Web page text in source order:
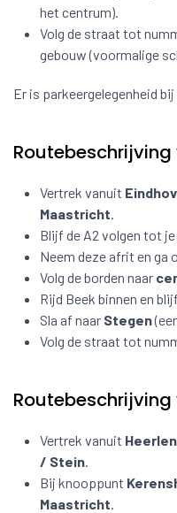
het centrum).
Volg de straat tot
gebouw (voormalige
Er is parkeergelegenheid
Vertrek vanuit
Maastricht.
Blijf de A2 volgen tot
Neem deze afrit en ga
Volg de borden naar
Rijd Beek binnen en
Sla af naar Stegen
Volg de straat tot
Vertrek vanuit Heerlen
/ Stein.
Bij knooppunt
Maastricht.